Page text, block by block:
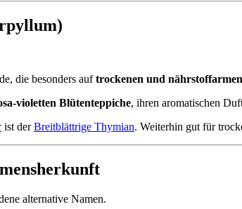
die besonders auftrockenen und
violetten Blütenteppiche, ihren aromatischen
ist derBreitblättrige Thymian. Weiterhin gut für
alternative Namen.